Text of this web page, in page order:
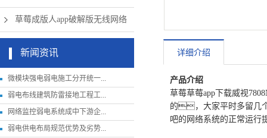
草莓成版人app破解版无线网络
新闻资讯
微模块强电弱电施工分开统一...
弱电布线建筑防雷接地工程工...
网络监控弱电系统成中下游企...
弱电供电布局规范优势及劣势...
详细介绍
产品介绍
草莓草莓app下载威视
的，大家平时多留
吧的网络系统的正常运